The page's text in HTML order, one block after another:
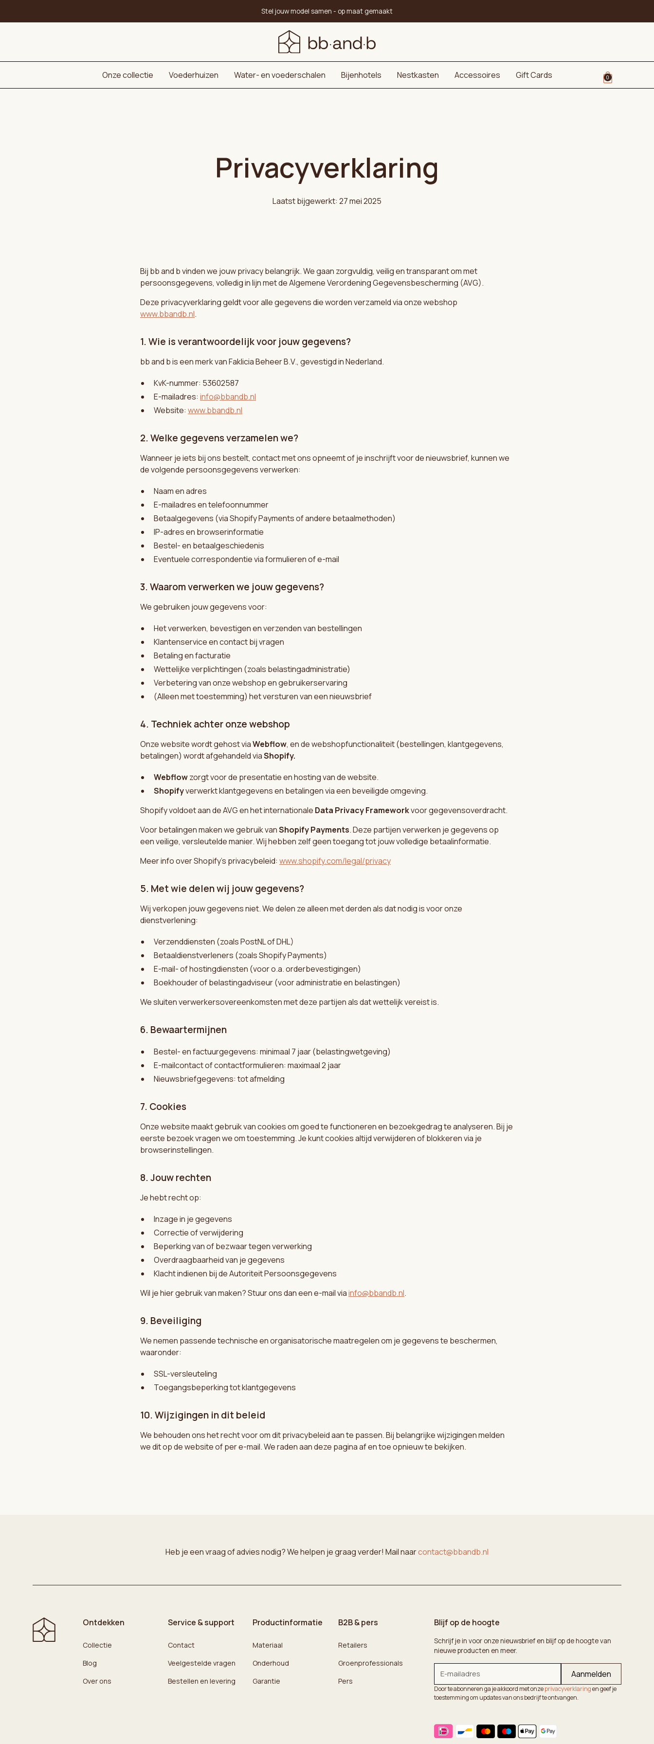
Stel jouw model samen - op maat gemaakt
Onze collectie Voederhuizen Water- en voederschalen Bijenhotels Nestkasten Accessoires Gift Cards 0
Privacyverklaring
Laatst bijgewerkt: 27 mei 2025
Bij bb and b vinden we jouw privacy belangrijk. We gaan zorgvuldig, veilig en transparant om met
persoonsgegevens, volledig in lijn met de Algemene Verordening Gegevensbescherming (AVG).
Deze privacyverklaring geldt voor alle gegevens die worden verzameld via onze webshop
www.bbandb.nl.
1. Wie is verantwoordelijk voor jouw gegevens?
bb and b is een merk van Faklicia Beheer B.V., gevestigd in Nederland.
KvK-nummer: 53602587
E-mailadres: info@bbandb.nl
Website: www.bbandb.nl
2. Welke gegevens verzamelen we?
Wanneer je iets bij ons bestelt, contact met ons opneemt of je inschrijft voor de nieuwsbrief, kunnen we
de volgende persoonsgegevens verwerken:
Naam en adres
E-mailadres en telefoonnummer
Betaalgegevens (via Shopify Payments of andere betaalmethoden)
IP-adres en browserinformatie
Bestel- en betaalgeschiedenis
Eventuele correspondentie via formulieren of e-mail
3. Waarom verwerken we jouw gegevens?
We gebruiken jouw gegevens voor:
Het verwerken, bevestigen en verzenden van bestellingen
Klantenservice en contact bij vragen
Betaling en facturatie
Wettelijke verplichtingen (zoals belastingadministratie)
Verbetering van onze webshop en gebruikerservaring
(Alleen met toestemming) het versturen van een nieuwsbrief
4. Techniek achter onze webshop
Onze website wordt gehost viaWebflow, en de webshopfunctionaliteit (bestellingen, klantgegevens,
betalingen) wordt afgehandeld viaShopify.
Webflowzorgt voor de presentatie en hosting van de website.
Shopifyverwerkt klantgegevens en betalingen via een beveiligde omgeving.
Shopify voldoet aan de AVG en het internationale Data Privacy Frameworkvoor gegevensoverdracht.
Voor betalingen maken we gebruik vanShopify Payments. Deze partijen verwerken je gegevens op
een veilige, versleutelde manier. Wij hebben zelf geen toegang tot jouw volledige betaalinformatie.
Meer info over Shopify’s privacybeleid: www.shopify.com/legal/privacy
5. Met wie delen wij jouw gegevens?
Wij verkopen jouw gegevens niet. We delen ze alleen met derden als dat nodig is voor onze
dienstverlening:
Verzenddiensten (zoals PostNL of DHL)
Betaaldienstverleners (zoals Shopify Payments)
E-mail- of hostingdiensten (voor o.a. orderbevestigingen)
Boekhouder of belastingadviseur (voor administratie en belastingen)
We sluiten verwerkersovereenkomsten met deze partijen als dat wettelijk vereist is.
6. Bewaartermijnen
Bestel- en factuurgegevens: minimaal 7 jaar (belastingwetgeving)
E-mailcontact of contactformulieren: maximaal 2 jaar
Nieuwsbriefgegevens: tot afmelding
7. Cookies
Onze website maakt gebruik van cookies om goed te functioneren en bezoekgedrag te analyseren. Bij je
eerste bezoek vragen we om toestemming. Je kunt cookies altijd verwijderen of blokkeren via je
browserinstellingen.
8. Jouw rechten
Je hebt recht op:
Inzage in je gegevens
Correctie of verwijdering
Beperking van of bezwaar tegen verwerking
Overdraagbaarheid van je gegevens
Klacht indienen bij de Autoriteit Persoonsgegevens
Wil je hier gebruik van maken? Stuur ons dan een e-mail viainfo@bbandb.nl.
9. Beveiliging
We nemen passende technische en organisatorische maatregelen om je gegevens te beschermen,
waaronder:
SSL-versleuteling
Toegangsbeperking tot klantgegevens
10. Wijzigingen in dit beleid
We behouden ons het recht voor om dit privacybeleid aan te passen. Bij belangrijke wijzigingen melden
we dit op de website of per e-mail. We raden aan deze pagina af en toe opnieuw te bekijken.
Heb je een vraag of advies nodig? We helpen je graag verder! Mail naarcontact@bbandb.nl
Ontdekken
Collectie
Blog
Over ons
Service & support
Contact
Veelgestelde vragen
Bestellen en levering
Productinformatie
Materiaal
Onderhoud
Garantie
B2B & pers
Retailers
Groenprofessionals
Pers
Blijf op de hoogte
Schrijf je in voor onze nieuwsbrief en blijf op de hoogte van
nieuwe producten en meer.
Door te abonneren ga je akkoord met onzeprivacyverklaringen geef je
toestemming om updates van ons bedrijf te ontvangen.